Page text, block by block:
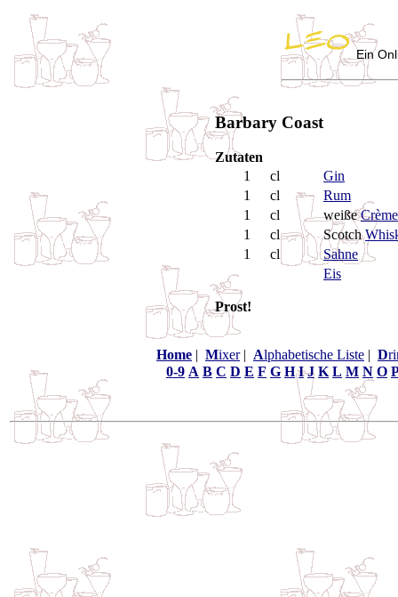
Ein
Barbary Coast
Zutaten
1
cl
Gin
1
cl
Rum
1
cl weiße
1
cl Scotch
1
cl
Sahne
Eis
Prost!
Home | Mixer| Alphabetische Liste | D
0-9 A B C D E F G H I J K L M N O